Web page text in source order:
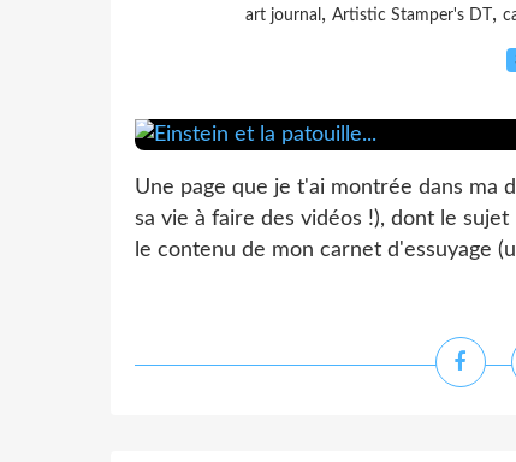
art journal , Artistic Stamper's DT ,
Une page que je t'ai montrée dans ma
sa vie à faire des vidéos !), dont le
le contenu de mon carnet d'essuyage